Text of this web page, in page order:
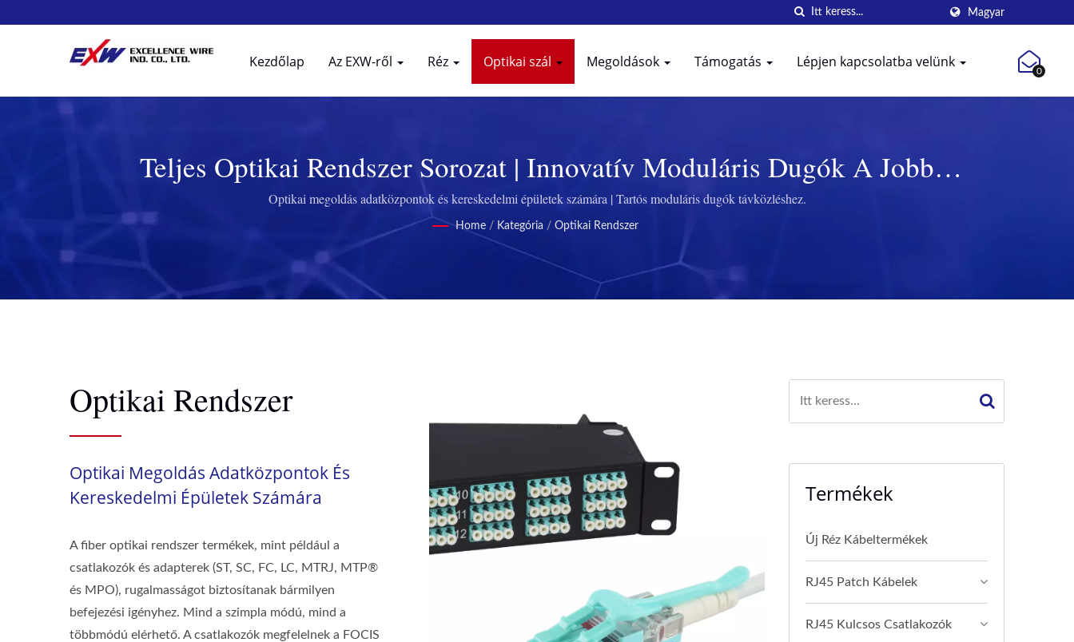
Magyar
Kezdőlap Az EXW-ről Réz Optikai szál Megoldások Támogatás Lépjen kapcsolatba velünk
0
Teljes Optikai Rendszer Sorozat | Innovatív Moduláris Dugók A Jobb
Kapcsolódásért A Excellence Wire Által
Optikai megoldás adatközpontok és kereskedelmi épületek számára | Tartós moduláris dugók távközléshez.
Home / Kategória / Optikai Rendszer
Optikai Rendszer
Optikai Megoldás Adatközpontok És
Kereskedelmi Épületek Számára
A fiber optikai rendszer termékek, mint például a
csatlakozók és adapterek (ST, SC, FC, LC, MTRJ, MTP®
és MPO), rugalmasságot biztosítanak bármilyen
befejezési igényhez. Mind a szimpla módú, mind a
többmódú elérhető. A csatlakozók megfelelnek a FOCIS
Termékek
Új Réz Kábeltermékek
RJ45 Patch Kábelek
RJ45 Kulcsos Csatlakozók